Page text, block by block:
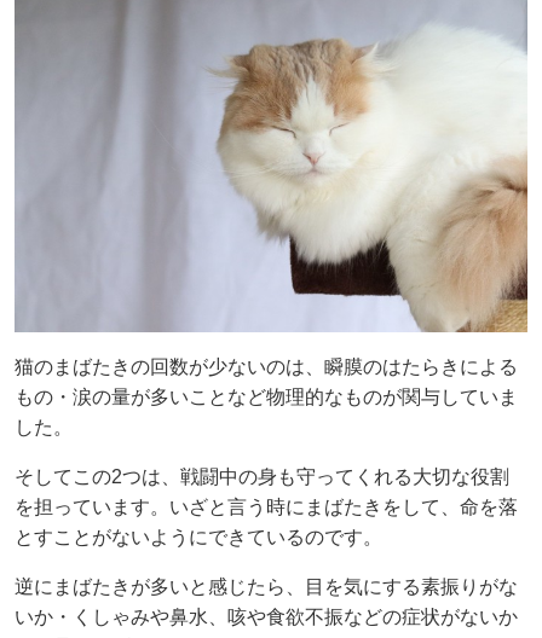
猫のまばたきの回数が少ないのは、瞬膜のはたらきによる
もの・涙の量が多いことなど物理的なものが関与していま
した。
そしてこの2つは、戦闘中の身も守ってくれる大切な役割
を担っています。いざと言う時にまばたきをして、命を落
とすことがないようにできているのです。
逆にまばたきが多いと感じたら、目を気にする素振りがな
いか・くしゃみや鼻水、咳や食欲不振などの症状がないか